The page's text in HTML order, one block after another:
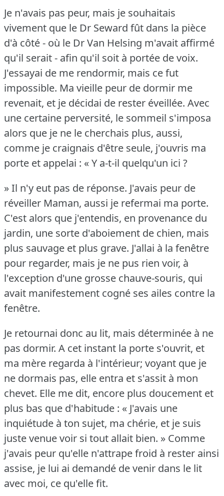
Je n'avais pas peur, mais je souhaitais
vivement que le Dr Seward fût dans la pièce
d'à côté - où le Dr Van Helsing m'avait affirmé
qu'il serait - afin qu'il soit à portée de voix.
J'essayai de me rendormir, mais ce fut
impossible. Ma vieille peur de dormir me
revenait, et je décidai de rester éveillée. Avec
une certaine perversité, le sommeil s'imposa
alors que je ne le cherchais plus, aussi,
comme je craignais d'être seule, j'ouvris ma
porte et appelai : « Y a-t-il quelqu'un ici ?
» Il n'y eut pas de réponse. J'avais peur de
réveiller Maman, aussi je refermai ma porte.
C'est alors que j'entendis, en provenance du
jardin, une sorte d'aboiement de chien, mais
plus sauvage et plus grave. J'allai à la fenêtre
pour regarder, mais je ne pus rien voir, à
l'exception d'une grosse chauve-souris, qui
avait manifestement cogné ses ailes contre la
fenêtre.
Je retournai donc au lit, mais déterminée à ne
pas dormir. A cet instant la porte s'ouvrit, et
ma mère regarda à l'intérieur; voyant que je
ne dormais pas, elle entra et s'assit à mon
chevet. Elle me dit, encore plus doucement et
plus bas que d'habitude : « J'avais une
inquiétude à ton sujet, ma chérie, et je suis
juste venue voir si tout allait bien. » Comme
j'avais peur qu'elle n'attrape froid à rester ainsi
assise, je lui ai demandé de venir dans le lit
avec moi, ce qu'elle fit.